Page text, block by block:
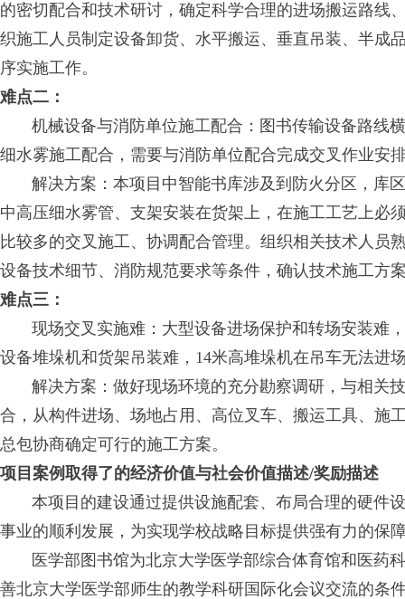
的密切配合和技术研讨，确定科学合理的进场搬运路线
织施工人员制定设备卸货、水平搬运、垂直吊装、半成
序实施工作。
难点二：
机械设备与消防单位施工配合：图书传输设备路线
细水雾施工配合，需要与消防单位配合完成交叉作业安
解决方案：本项目中智能书库涉及到防火分区，库
中高压细水雾管、支架安装在货架上，在施工工艺上必
比较多的交叉施工、协调配合管理。组织相关技术人员
设备技术细节、消防规范要求等条件，确认技术施工方
难点三：
现场交叉实施难：大型设备进场保护和转场安装难
设备堆垛机和货架吊装难，14米高堆垛机在吊车无法进
解决方案：做好现场环境的充分勘察调研，与相关
合，从构件进场、场地占用、高位叉车、搬运工具、施
总包协商确定可行的施工方案。
项目案例取得了的经济价值与社会价值描述/奖励描述
本项目的建设通过提供设施配套、布局合理的硬件
事业的顺利发展，为实现学校战略目标提供强有力的保
医学部图书馆为北京大学医学部综合体育馆和医药
善北京大学医学部师生的教学科研国际化会议交流的条